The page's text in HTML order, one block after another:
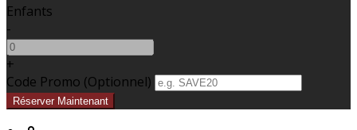
Enfants
-
+
Code Promo (Optionnel)